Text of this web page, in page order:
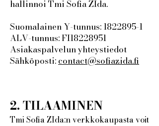
hallinnoi Tmi Sofia ZIda. ​
Suomalainen Y-tunnus:1822895-1
ALV-tunnus: FI18228951
Asiakaspalvelun yhteystiedot
Sähköposti:contact@sofiazida.fi
2. TILAAMINEN
Tmi Sofia ZIda:n verkkokaupasta voit